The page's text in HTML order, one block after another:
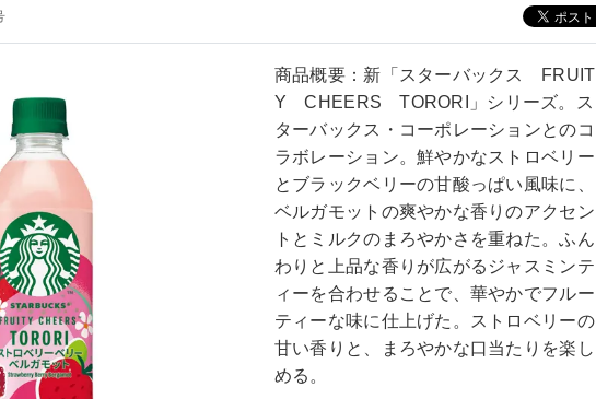
商品概要：新「スターバックス FRUIT
Y CHEERS TORORI」シリーズ。ス
ターバックス・コーポレーションとのコ
ラボレーション。鮮やかなストロベリー
とブラックベリーの甘酸っぱい風味に、
ベルガモットの爽やかな香りのアクセン
トとミルクのまろやかさを重ねた。ふん
わりと上品な香りが広がるジャスミンテ
ィーを合わせることで、華やかでフルー
ティーな味に仕上げた。ストロベリーの
甘い香りと、まろやかな口当たりを楽し
める。